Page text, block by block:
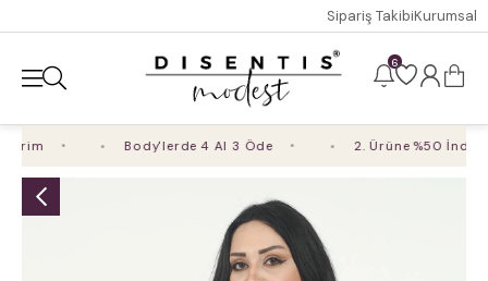
Sipariş TakibiKurumsal
6
Body'lerde 4 Al 3 Öde 2. Ürüne %50 İndirim